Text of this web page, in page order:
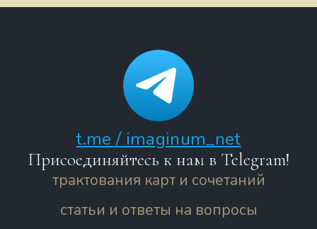
t.me / imaginum_net
Присоединяйтесь к нам в Telegram!
трактования карт и сочетаний
статьи и ответы на вопросы